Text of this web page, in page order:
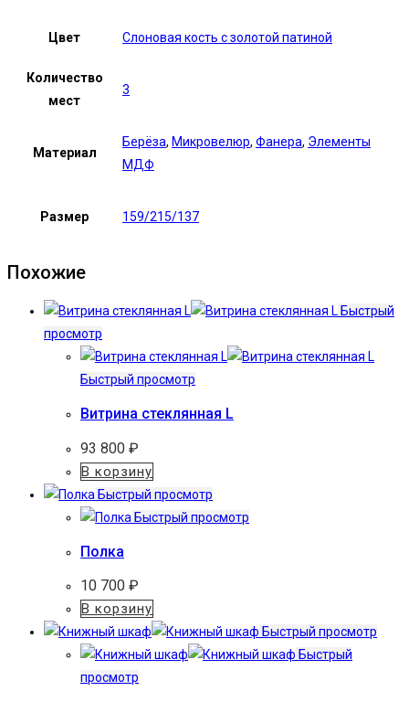
Цвет Слоновая кость с золотой патиной
Количество
мест
3
Материал
Берёза, Микровелюр, Фанера, Элементы
МДФ
Размер 159/215/137
Похожие
Быстрый
просмотр
Быстрый просмотр
Витрина стеклянная L
93 800 ₽
В корзину
Быстрый просмотр
Быстрый просмотр
Полка
10 700 ₽
В корзину
Быстрый просмотр
Быстрый
просмотр